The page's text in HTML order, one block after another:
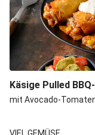
Scharfe
Filetstücken
Scharfe
Vegane
Spätzle
Bio-
Käsige Pulled
mit Avocado-